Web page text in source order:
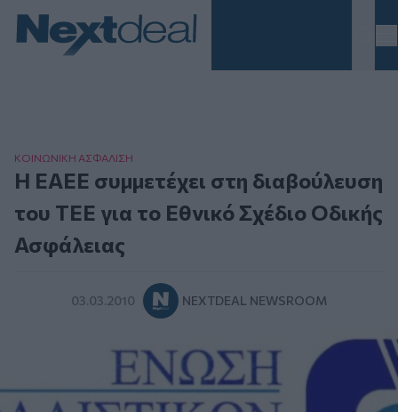
ΚΟΙΝΩΝΙΚΗ ΑΣΦAΛΙΣΗ
Η ΕΑΕΕ συμμετέχει στη διαβούλευση
του ΤΕΕ για το Εθνικό Σχέδιο Οδικής
Ασφάλειας
03.03.2010 NEXTDEAL NEWSROOM